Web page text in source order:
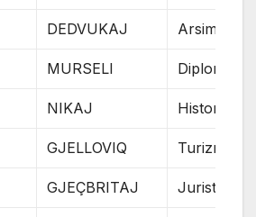
DEDVUKAJ Arsim i
MURSELI Diplomate
NIKAJ Historian
GJELLOVIQ Turizmolog
GJEÇBRITAJ Jurist